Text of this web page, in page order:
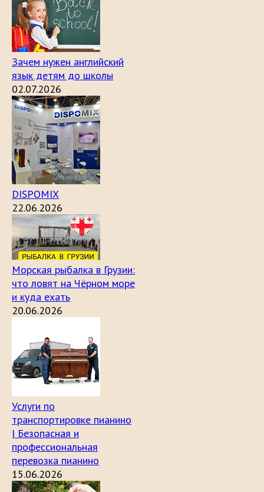
Зачем нужен английский
язык детям до школы
02.07.2026
DISPOMIX
22.06.2026
Морская рыбалка в Грузии:
что ловят на Чёрном море
и куда ехать
20.06.2026
Услуги по
транспортировке пианино
| Безопасная и
профессиональная
перевозка пианино
15.06.2026